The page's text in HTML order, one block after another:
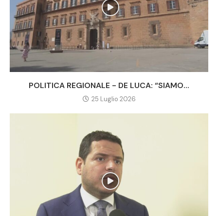
POLITICA REGIONALE - DE LUCA: “SIAMO...
25 Luglio 2026